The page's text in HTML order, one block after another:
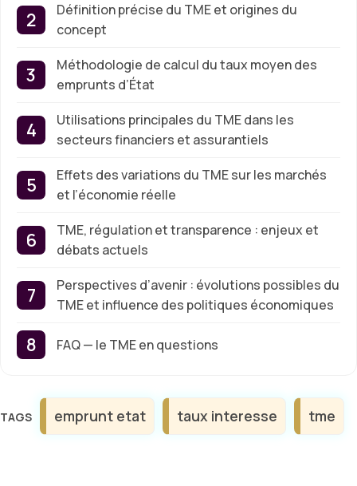
Définition précise du TME et origines du
concept
Méthodologie de calcul du taux moyen des
emprunts d’État
Utilisations principales du TME dans les
secteurs financiers et assurantiels
Effets des variations du TME sur les marchés
et l’économie réelle
TME, régulation et transparence : enjeux et
débats actuels
Perspectives d’avenir : évolutions possibles du
TME et influence des politiques économiques
FAQ — le TME en questions
Étiquettes
emprunt etat taux interesse tme